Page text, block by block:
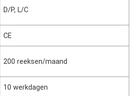
D/P, L/C
CE
200 reeksen/maand
10 werkdagen